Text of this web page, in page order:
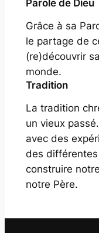
Parole de Dieu
Grâce à sa
le partage de
(re)découvrir
monde.
Tradition
La tradition
un vieux passé
avec des
des
construire
notre Père.